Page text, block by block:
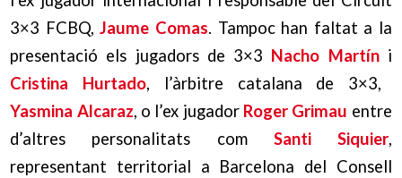
3×3 FCBQ,Jaume Comas. Tampoc han faltat a la
presentació els jugadors de 3×3 Nacho Martín i
Cristina Hurtado, l’àrbitre catalana de 3×3,
Yasmina Alcaraz, o l’ex jugador Roger Grimau entre
d’altres personalitats com Santi Siquier,
representant territorial a Barcelona del Consell